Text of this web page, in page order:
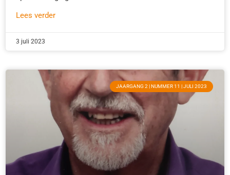
Lees verder
3 juli 2023
JAARGANG 2 | NUMMER 11 | JULI 2023